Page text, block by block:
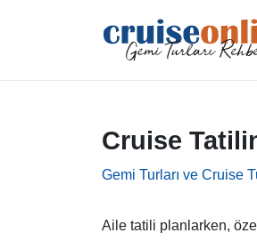
Cruise
Gemi Turları ve Cruise
Aile tatili planlarken,